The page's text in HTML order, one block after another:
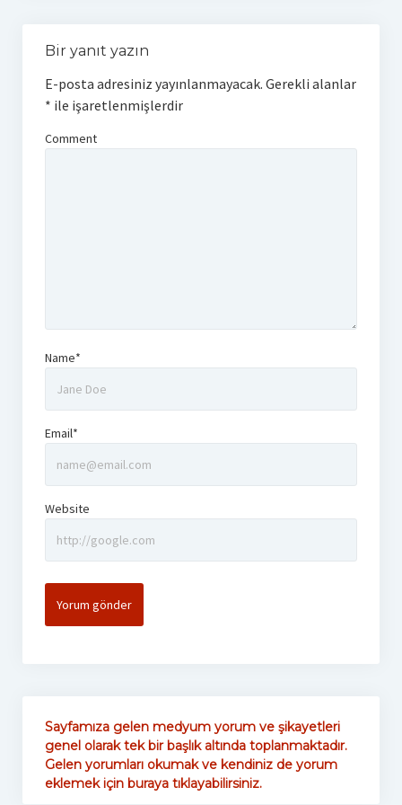
Bir yanıt yazın
E-posta adresiniz yayınlanmayacak. Gerekli alanlar
* ile işaretlenmişlerdir
Comment
Name*
Email*
Website
Sayfamıza gelen medyum yorum ve şikayetleri
genel olarak tek bir başlık altında toplanmaktadır.
Gelen yorumları okumak ve kendiniz de yorum
eklemek için buraya tıklayabilirsiniz.